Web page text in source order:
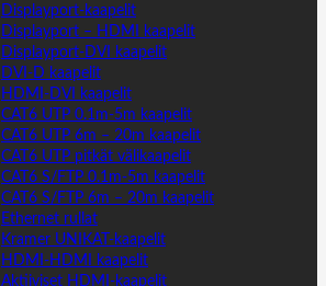
Displayport-kaapelit
Displayport – HDMI kaapelit
Displayport-DVI kaapelit
DVI-D kaapelit
HDMI-DVI kaapelit
CAT6 UTP 0.1m-5m kaapelit
CAT6 UTP 6m – 20m kaapelit
CAT6 UTP pitkät välikaapelit
CAT6 S/FTP 0.1m-5m kaapelit
CAT6 S/FTP 6m – 20m kaapelit
Ethernet rullat
Kramer UNIKAT-kaapelit
HDMI-HDMI kaapelit
Aktiiviset HDMI-kaapelit